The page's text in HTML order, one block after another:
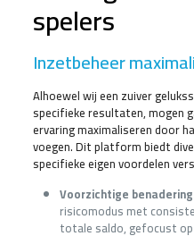
spelers
Inzetbeheer
Alhoewel wij een zuiver
specifieke resultaten, mogen
ervaring maximaliseren door
voegen. Dit platform biedt
specifieke eigen voordelen
Voorzichtige
risicomodus met
totale saldo, gefocust